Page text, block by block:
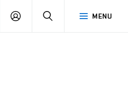
MENU
PŘIHLÁŠENÍ